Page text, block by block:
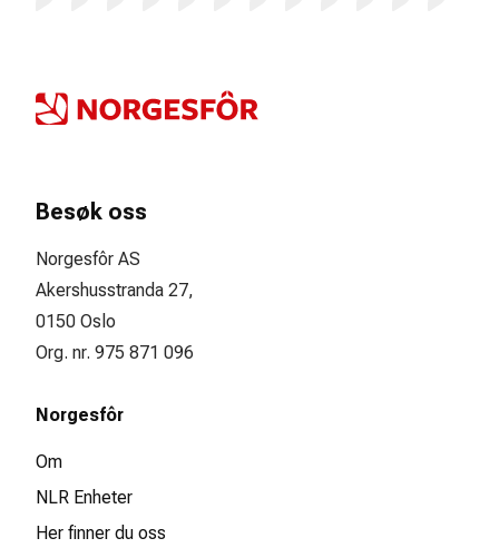
Besøk oss
Norgesfôr AS
Akershusstranda 27,
0150 Oslo
Org. nr. 975 871 096
Norgesfôr
Om
NLR Enheter
Her finner du oss